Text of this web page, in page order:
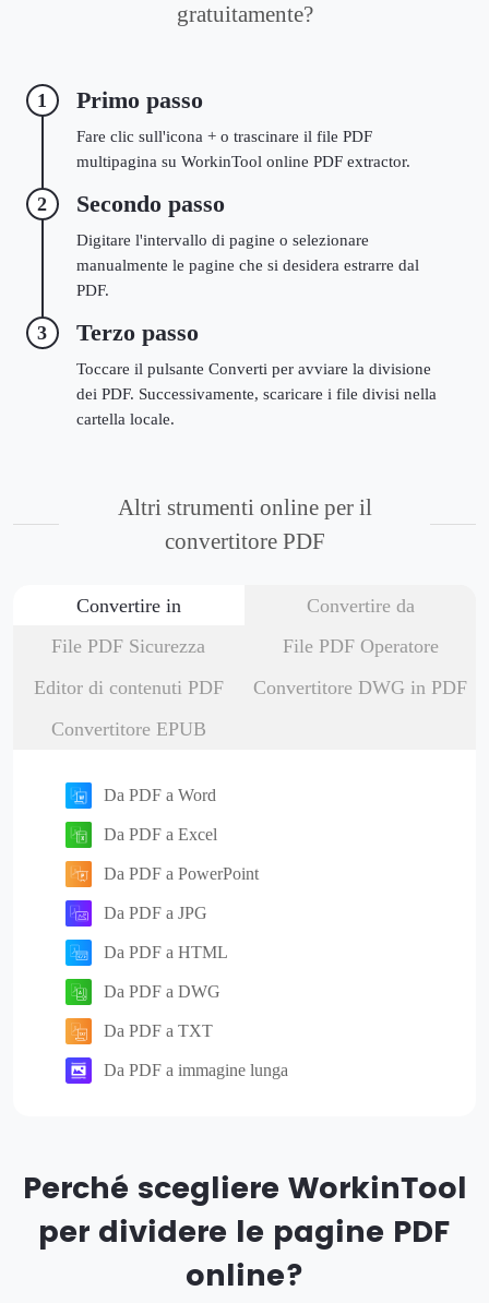
gratuitamente?
1 Primo passo
Fare clic sull'icona + o trascinare il file PDF
multipagina su WorkinTool online PDF extractor.
2 Secondo passo
Digitare l'intervallo di pagine o selezionare
manualmente le pagine che si desidera estrarre dal
PDF.
3 Terzo passo
Toccare il pulsante Converti per avviare la divisione
dei PDF. Successivamente, scaricare i file divisi nella
cartella locale.
Altri strumenti online per il
convertitore PDF
Convertire in
Convertire da
File PDF Sicurezza
File PDF Operatore
Editor di contenuti PDF
Convertitore DWG in PDF
Convertitore EPUB
Da PDF a Word
Da PDF a Excel
Da PDF a PowerPoint
Da PDF a JPG
Da PDF a HTML
Da PDF a DWG
Da PDF a TXT
Da PDF a immagine lunga
Perché scegliere WorkinTool
per dividere le pagine PDF
online?